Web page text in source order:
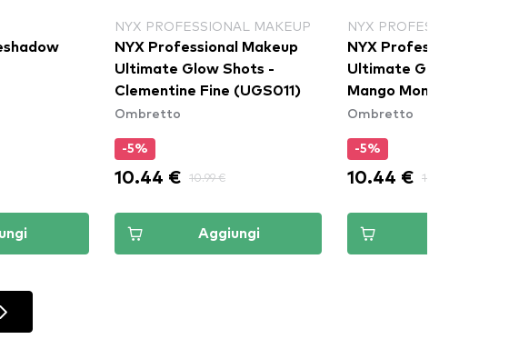
NYX PROFESSIONAL MAKEUP
NYX Professional Makeup
Ultimate Glow Shots -
Clementine Fine (UGS011)
Ombretto
-5%
10.44 € 10.99 €
Aggiungi
NYX PROFESSIONAL
NYX Professional
Ultimate Glow Shots -
Mango Moment (UGS09)
Ombretto
-5%
10.44 € 10.99 €